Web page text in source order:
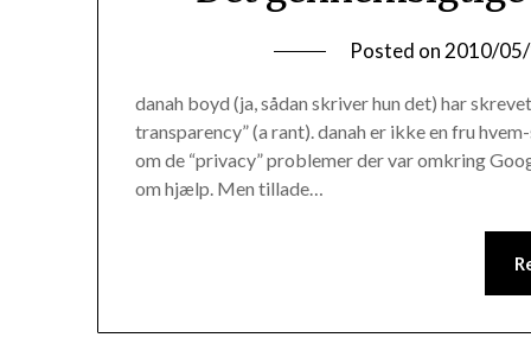
Posted on 2010/
danah boyd (ja, sådan skriver hun det) har
transparency” (a rant). danah er ikke en fru
om de “privacy” problemer der var omkring
om hjælp. Men tillade…